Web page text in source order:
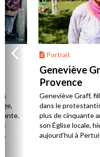
Portrait
Geneviève
Provence
Geneviève Graff,
dans le
plus de cinquante
son Église locale,
aujourd’hui à